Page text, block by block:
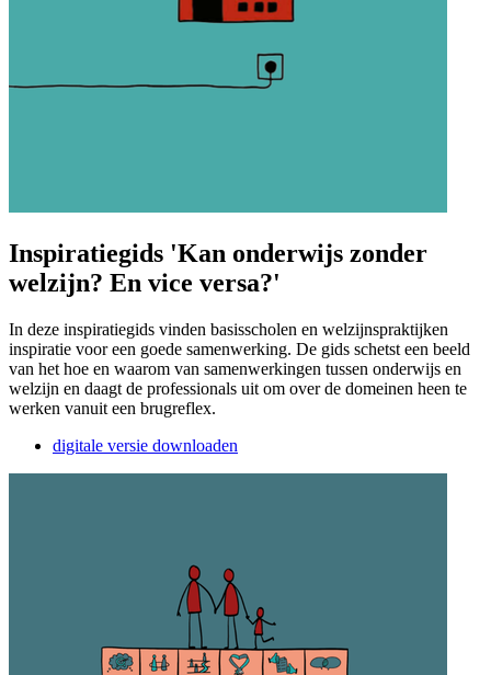
Inspiratiegids 'Kan onderwijs zonder
welzijn? En vice versa?'
In deze inspiratiegids vinden basisscholen en welzijnspraktijken
inspiratie voor een goede samenwerking. De gids schetst een beeld
van het hoe en waarom van samenwerkingen tussen onderwijs en
welzijn en daagt de professionals uit om over de domeinen heen te
werken vanuit een brugreflex.
digitale versie downloaden